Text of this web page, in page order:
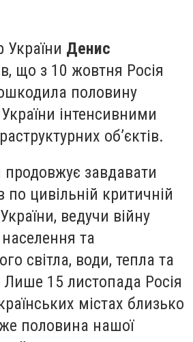
України Денис
що з 10 жовтня Росія
половину
інтенсивними
об’єктів.
продовжує завдавати
по цивільній критичній
ведучи війну
та
світла, води, тепла та
Лише 15 листопада Росія
містах близько
половина нашої